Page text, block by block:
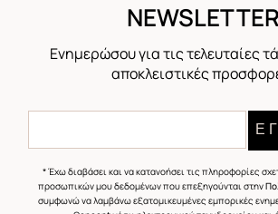
NEWSLETTER
Ενημερώσου για τις τελευταίες
αποκλειστικές
* Έχω διαβάσει και να κατανοήσει τις πληροφορίες
προσωπικών μου δεδομένων που επεξηγούνται στην
συμφωνώ να λαμβάνω εξατομικευμένες εμπορικές